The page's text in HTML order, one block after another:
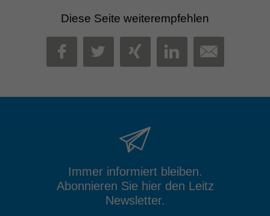
Diese Seite weiterempfehlen
FACEBOOK
TWITTER
XINGLINKEDIN
MAIL
Immer informiert bleiben.
Abonnieren Sie hier den Leitz
Newsletter.